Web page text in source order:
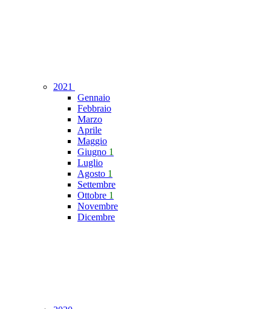
2021
Gennaio
Febbraio
Marzo
Aprile
Maggio
Giugno 1
Luglio
Agosto 1
Settembre
Ottobre 1
Novembre
Dicembre